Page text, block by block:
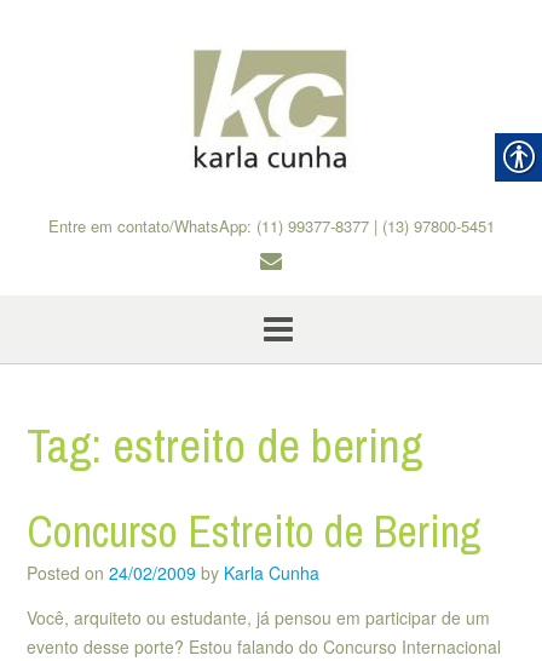
Entre em contato/WhatsApp: (11) 99377-8377 | (13) 97800-5451
Tag: estreito de bering
Concurso Estreito de Bering
Posted on 24/02/2009 by Karla Cunha
Você, arquiteto ou estudante, já pensou em participar de um
evento desse porte? Estou falando do Concurso Internacional